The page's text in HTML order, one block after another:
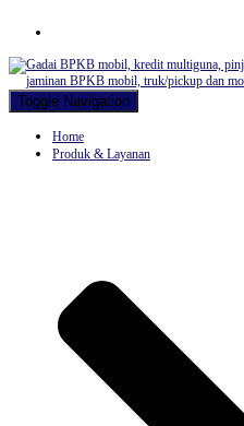
Toggle Navigation
Home
Produk & Layanan